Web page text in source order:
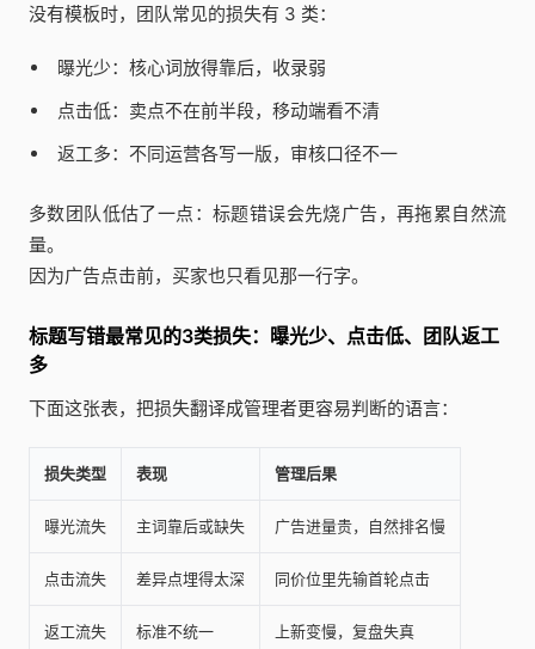
没有模板时，团队常见的损失有 3 类：
曝光少：核心词放得靠后，收录弱
点击低：卖点不在前半段，移动端看不清
返工多：不同运营各写一版，审核口径不一
多数团队低估了一点：标题错误会先烧广告，再拖累自然流
量。
因为广告点击前，买家也只看见那一行字。
标题写错最常见的3类损失：曝光少、点击低、团队返工
多
下面这张表，把损失翻译成管理者更容易判断的语言：
损失类型 表现 管理后果
曝光流失 主词靠后或缺失 广告进量贵，自然排名慢
点击流失 差异点埋得太深 同价位里先输首轮点击
返工流失 标准不统一 上新变慢，复盘失真